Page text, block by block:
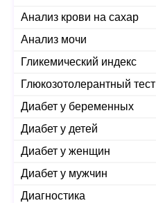
Анализ крови на сахар
Анализ мочи
Гликемический индекс
Глюкозотолерантный тест
Диабет у беременных
Диабет у детей
Диабет у женщин
Диабет у мужчин
Диагностика